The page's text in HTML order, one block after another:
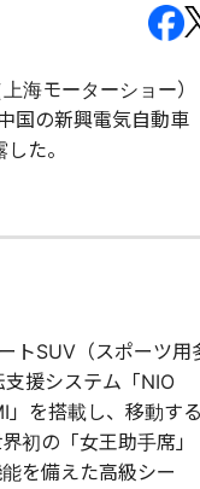
海モーターショー）
国の新興電気自動車
た。
トSUV（スポーツ用
援システム「NIO
」を搭載し、移動す
初の「女王助手席」
を備えた高級シー